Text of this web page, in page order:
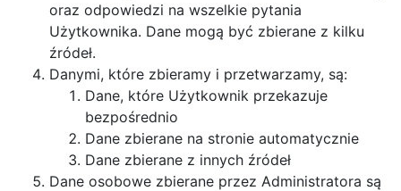
oraz odpowiedzi na wszelkie pytania
Użytkownika. Dane mogą być zbierane z kilku
źródeł.
Danymi, które zbieramy i przetwarzamy, są:
Dane, które Użytkownik przekazuje
bezpośrednio
Dane zbierane na stronie automatycznie
Dane zbierane z innych źródeł
Dane osobowe zbierane przez Administratora są